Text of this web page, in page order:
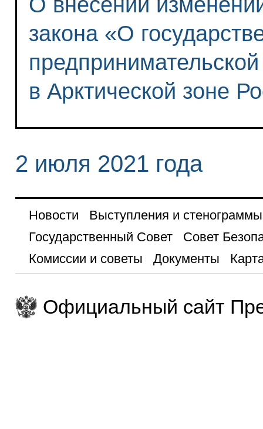
закона «О
в Арктической зоне
2 июля 2021 года
Новости
Выступления и стенограммы
Государственный Совет
Совет
Комиссии и советы
Документы
Официальный сайт